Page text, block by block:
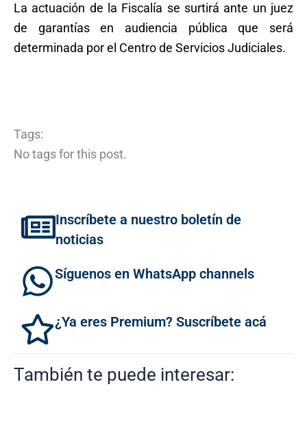
La actuación de la Fiscalía se surtirá ante un juez
de garantías en audiencia pública que será
determinada por el Centro de Servicios Judiciales.
Tags:
No tags for this post.
Inscríbete a nuestro boletín de
noticias
Síguenos en WhatsApp channels
¿Ya eres Premium? Suscríbete acá
También te puede interesar: